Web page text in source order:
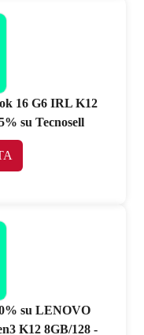
16 G6 IRL K12
su Tecnosell
su LENOVO
K12 8GB/128 -